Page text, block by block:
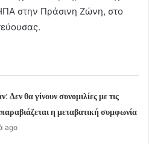
στην Πράσινη Ζώνη, στο
θα γίνουν συνομιλίες με τις
η μεταβατική συμφωνία
ago